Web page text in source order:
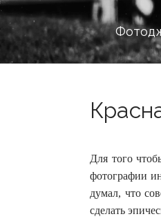
Для того
фотографии
думал, что
сделать